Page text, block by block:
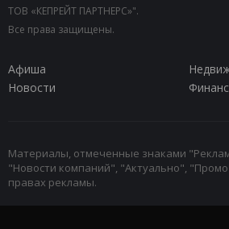
ТОВ «КЕПРЕЙТ ПАРТНЕРС»".
Все права защищены.
Афиша
Новости
Материалы, отмеченные знаками
"Новости компаний", "Актуально",
правах рекламы.